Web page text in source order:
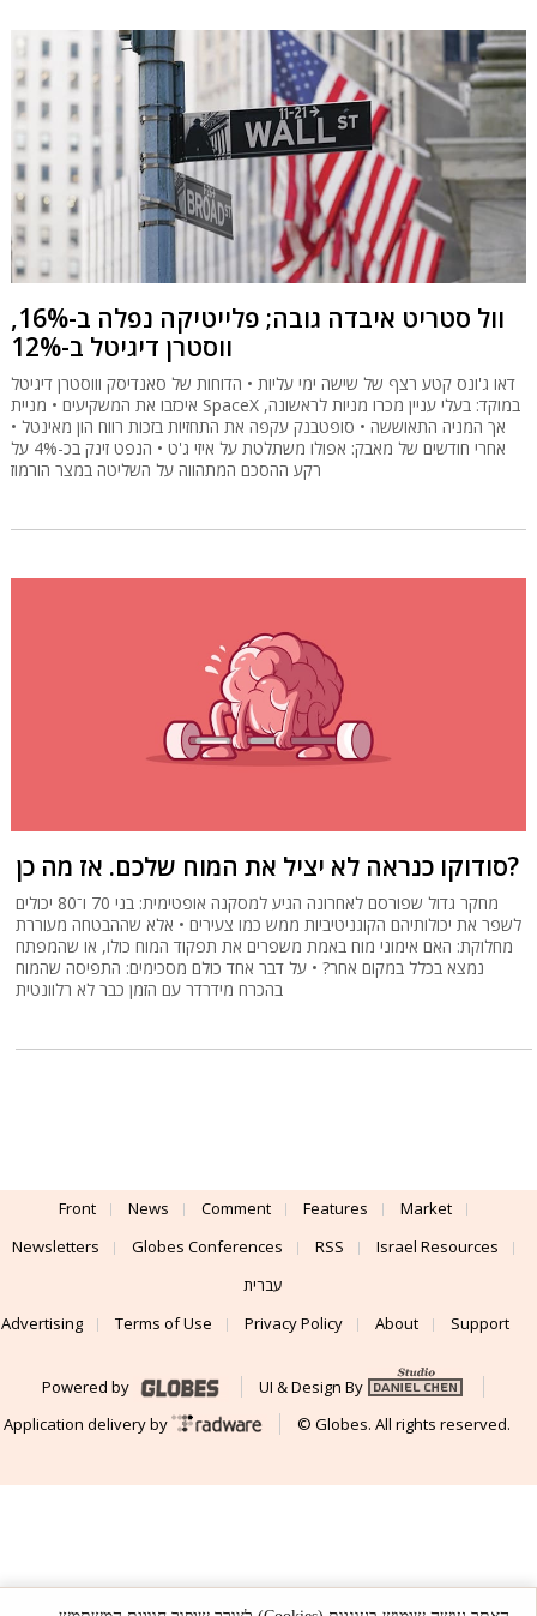
וול סטריט איבדה גובה; פלייטיקה נפלה ב-16%,
ווסטרן דיגיטל ב-12%
דאו ג'ונס קטע רצף של שישה ימי עליות • הדוחות של סאנדיסק וווסטרן דיגיטל
איכזבו את המשקיעים • מניית SpaceX במוקד: בעלי עניין מכרו מניות לראשונה,
אך המניה התאוששה • סופטבנק עקפה את התחזיות בזכות רווח הון מאינטל •
אחרי חודשים של מאבק: אפולו משתלטת על איזי ג'ט • הנפט זינק בכ-4% על
רקע ההסכם המתהווה על השליטה במצר הורמוז
סודוקו כנראה לא יציל את המוח שלכם. אז מה כן?
מחקר גדול שפורסם לאחרונה הגיע למסקנה אופטימית: בני 70 ו־80 יכולים
לשפר את יכולותיהם הקוגניטיביות ממש כמו צעירים • אלא שההבטחה מעוררת
מחלוקת: האם אימוני מוח באמת משפרים את תפקוד המוח כולו, או שהמפתח
נמצא בכלל במקום אחר? • על דבר אחד כולם מסכימים: התפיסה שהמוח
בהכרח מידרדר עם הזמן כבר לא רלוונטית
Front News Comment Features
Market
Newsletters
Globes Conferences RSS
Israel Resources
עברית
Advertising
Terms of Use Privacy Policy About Support
Powered by
UI & Design By
Application delivery by
© Globes. All rights reserved.